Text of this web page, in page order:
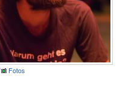
Fotos